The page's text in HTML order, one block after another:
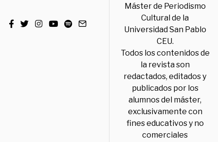
Máster de Periodismo
Cultural de la
Universidad San Pablo
CEU.
Todos los contenidos de
la revista son
redactados, editados y
publicados por los
alumnos del máster,
exclusivamente con
fines educativos y no
comerciales